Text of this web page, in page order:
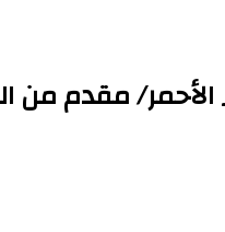
الأحمر/ مقدم